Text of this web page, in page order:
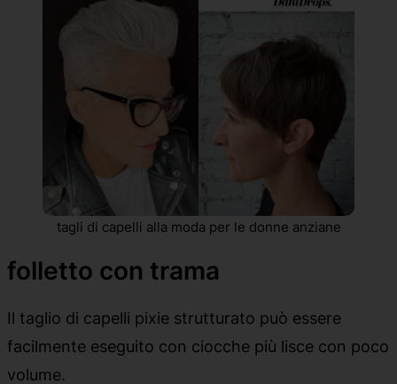
tagli di capelli alla moda per le donne anziane
folletto con trama
Il taglio di capelli pixie strutturato può essere
facilmente eseguito con ciocche più lisce con poco
volume.